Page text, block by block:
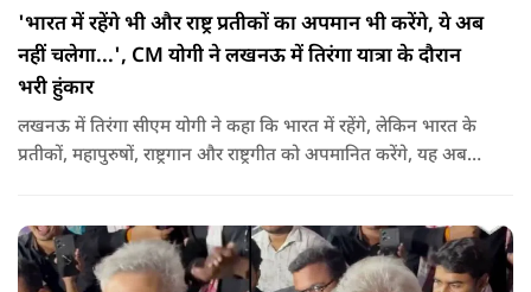
'भारत में रहेंगे भी और राष्ट्र प्रतीकों का अपमान भी करेंगे, ये अब
नहीं चलेगा...', CM योगी ने लखनऊ में तिरंगा यात्रा के दौरान
भरी हुंकार
लखनऊ में तिरंगा सीएम योगी ने कहा कि भारत में रहेंगे, लेकिन भारत के
प्रतीकों, महापुरुषों, राष्ट्रगान और राष्ट्रगीत को अपमानित करेंगे, यह अब
की हर चुनौती का सामना करने में सक्षम है.